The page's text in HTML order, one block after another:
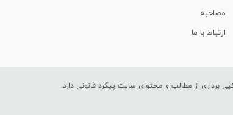
مصاحبه
ارتباط با ما
برداری از مطالب و محتوای سایت پیگرد قانونی دارد.